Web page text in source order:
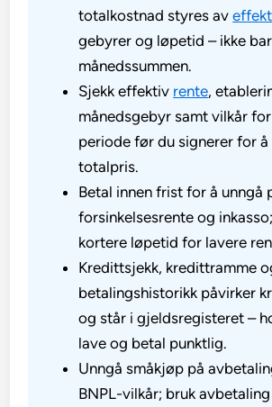
totalkostnad styres av
gebyrer og løpetid – ikke
månedssummen.
Sjekk effektiv rente,
månedsgebyr samt vilkår
periode før du signerer for
totalpris.
Betal innen frist for å unngå
forsinkelsesrente og
kortere løpetid for lavere
Kredittsjekk, kredittramme
betalingshistorikk påvirker
og står i gjeldsregisteret –
lave og betal punktlig.
Unngå småkjøp på
BNPL-vilkår; bruk